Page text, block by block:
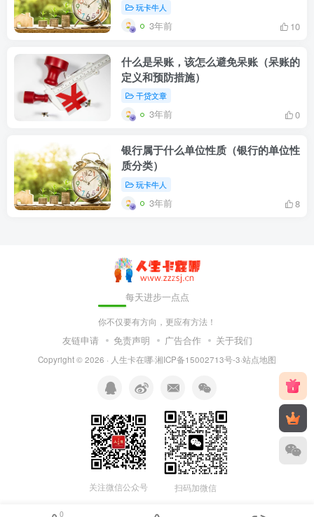
玩卡牛人
3年前 10
什么是呆账，该怎么避免呆账（呆账的
定义和预防措施）
干贷文章
3年前 0
银行属于什么单位性质（银行的单位性
质分类）
玩卡牛人
3年前 8
每天进步一点点
你不仅要有方向，更应有方法！
友链申请 免责声明 广告合作 关于我们
Copyright © 2026 · 人生卡在哪·湘ICP备15002713号-3·站点地图
关注微信公众号 扫码加微信
0